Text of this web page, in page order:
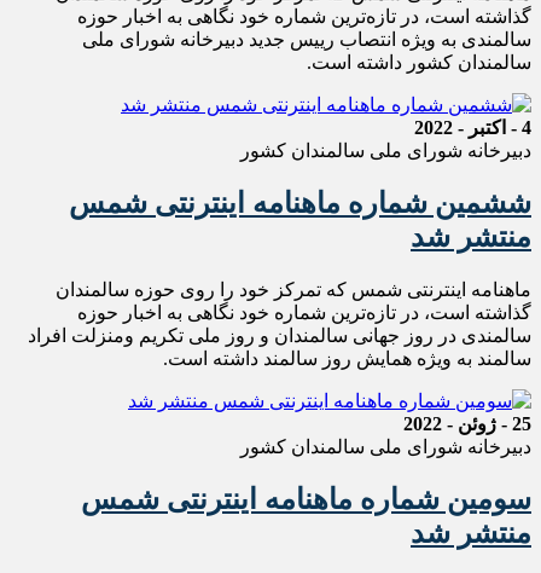
گذاشته است، در تازه‌ترین شماره خود نگاهی به اخبار حوزه
سالمندی به ویژه انتصاب رییس جدید دبیرخانه شورای ملی
سالمندان کشور داشته است.
4 - اکتبر - 2022
دبیرخانه شورای ملی سالمندان کشور
ششمین شماره ماهنامه اینترنتی شمس
منتشر شد
ماهنامه اینترنتی شمس که تمرکز خود را روی حوزه سالمندان
گذاشته است، در تازه‌ترین شماره خود نگاهی به اخبار حوزه
سالمندی در روز جهانی سالمندان و روز ملی تکریم ومنزلت افراد
سالمند به ویژه همایش روز سالمند داشته است.
25 - ژوئن - 2022
دبیرخانه شورای ملی سالمندان کشور
سومین شماره ماهنامه اینترنتی شمس
منتشر شد